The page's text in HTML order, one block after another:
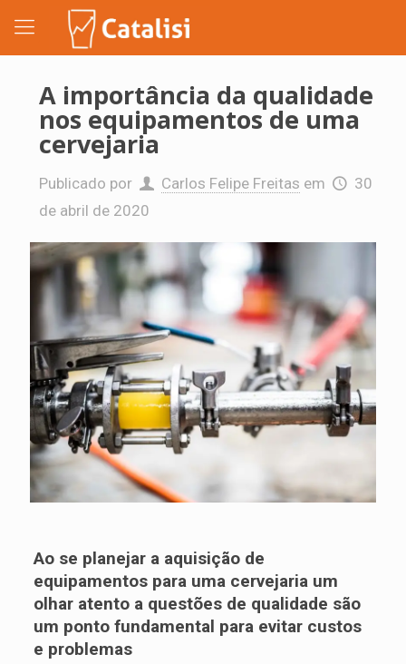
A importância da qualidade
nos equipamentos de uma
cervejaria
Publicado por Carlos Felipe Freitas em
30
de abril de 2020
Ao se planejar a aquisição de
equipamentos para uma cervejaria um
olhar atento a questões de qualidade são
um ponto fundamental para evitar custos
e problemas